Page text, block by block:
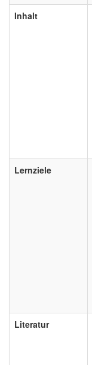
Inhalt
Lernziele
Literatur